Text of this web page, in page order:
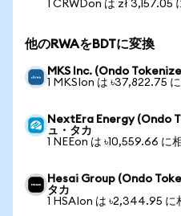
1 CRWDon は zł 3,157.05
他のRWAをBDTに変換
MKS Inc. (Ondo
1 MKSIon は ৳37,822.75
NextEra Energy (Ondo
ュ・タカ
1 NEEon は ৳10,559.66 に
Hesai Group (Ondo
タカ
1 HSAIon は ৳2,344.95 に